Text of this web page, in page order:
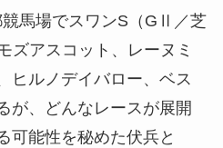
馬場でスワンS（GⅡ／芝
ズアスコット、レーヌミ
ヒルノデイバロー、ベス
が、どんなレースが展開
能性を秘めた伏兵と